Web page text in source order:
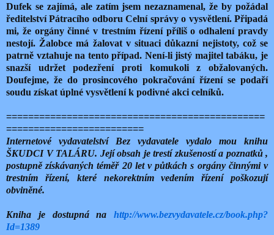
Dufek se zajímá, ale zatím jsem nezaznamenal, že by požádal
ředitelství Pátracího odboru Celní správy o vysvětlení. Připadá
mi, že orgány činné v trestním řízení příliš o odhalení pravdy
nestojí. Žalobce má žalovat v situaci důkazní nejistoty, což se
patrně vztahuje na tento případ. Není-li jistý majitel tabáku, je
snazší udržet podezření proti komukoli z obžalovaných.
Doufejme, že do prosincového pokračování řízení se podaří
soudu získat úplné vysvětlení k podivné akci celníků.
===============================================
=========================
Internetové vydavatelství Bez vydavatele vydalo mou knihu
ŠKUDCI V TALÁRU. Její obsah je trestí zkušeností a poznatků ,
postupně získávaných téměř 20 let v půtkách s orgány činnými v
trestním řízení, které nekorektním vedením řízení poškozují
obviněné.
Kniha je dostupná na http://www.bezvydavatele.cz/book.php?
Id=1389